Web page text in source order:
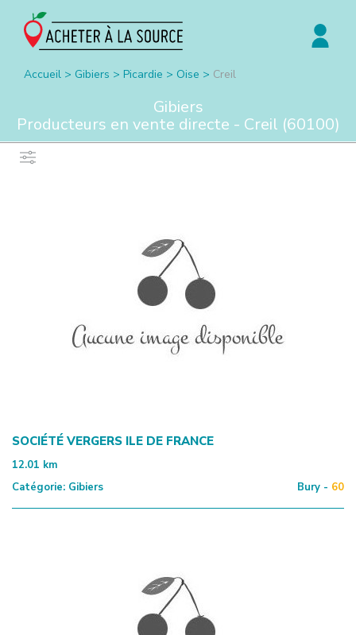
Accueil > Gibiers > Picardie > Oise > Creil
Gibiers
Producteurs en vente directe - Creil (60100)
SOCIÉTÉ VERGERS ILE DE FRANCE
12.01 km
Catégorie: Gibiers Bury - 60